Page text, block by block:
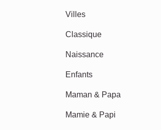
Villes
Classique
Naissance
Enfants
Maman & Papa
Mamie & Papi